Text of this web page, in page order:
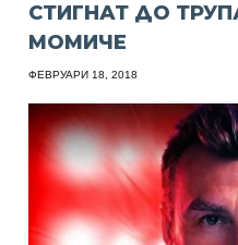
СТИГНАТ ДО
МОМИЧЕ
ФЕВРУАРИ 18, 2018